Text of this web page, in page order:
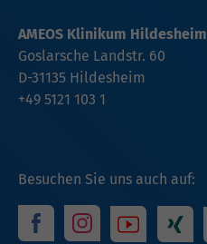
Besuchen Sie uns auch auf:
AMEOS Klinikum Hildesheim
Goslarsche Landstr. 60
D-31135 Hildesheim
+49 5121 103 1